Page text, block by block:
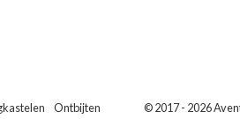
Ontbijten © 2017 - 2026